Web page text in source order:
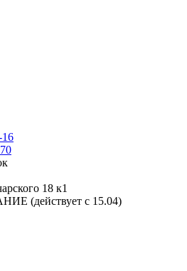
16
18 к1
(действует с 15.04)